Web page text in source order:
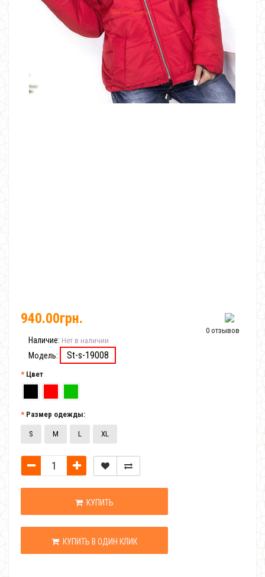
0 отзывов
940.00грн.
Наличие: Нет в наличии
Модель: St-s-19008
Цвет
Размер одежды:
S M L XL
КУПИТЬ
КУПИТЬ В ОДИН КЛИК